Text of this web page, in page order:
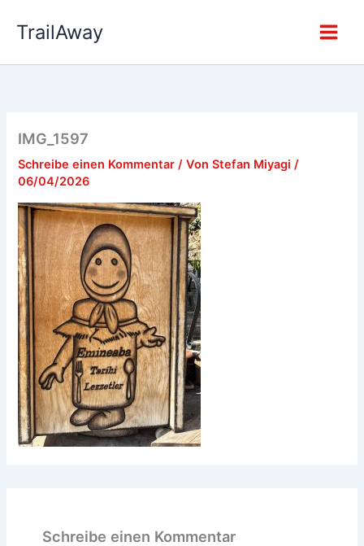
InhaltTrailAway
IMG_1597
Schreibe einen Kommentar / VonStefan Miyagi/
06/04/2026
Schreibe einen Kommentar